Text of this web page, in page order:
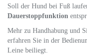
Soll der Hund bei Fuß
Dauerstoppfunktion
Mehr zu Handhabung und
erfahren Sie in der
Leine beiliegt.